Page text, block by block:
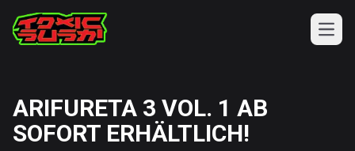
TOXIC NEWS
TOXIC E-MAG
TOXIC ARCHIV
ARIFURETA 3 VOL. 1 AB
SOFORT ERHÄLTLICH!